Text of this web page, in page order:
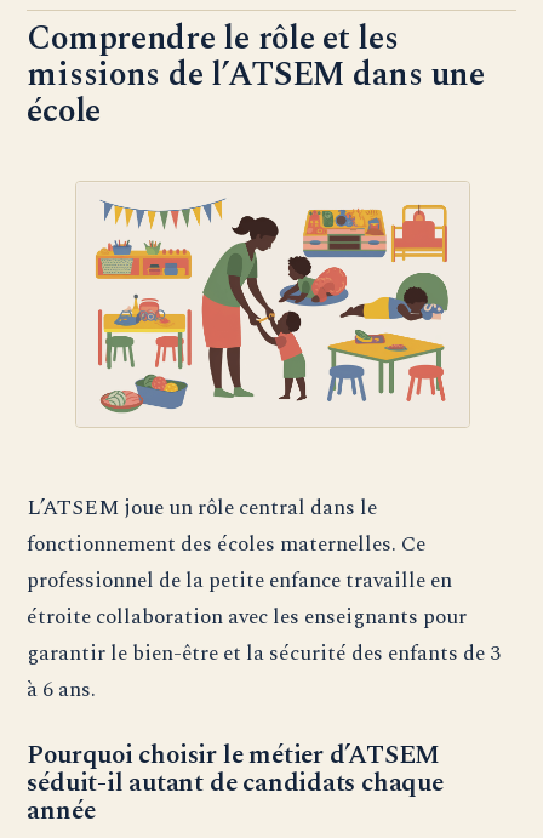
Comprendre le rôle et les
missions de l’ATSEM dans une
école
L’ATSEM joue un rôle central dans le
fonctionnement des écoles maternelles. Ce
professionnel de la petite enfance travaille en
étroite collaboration avec les enseignants pour
garantir le bien-être et la sécurité des enfants de 3
à 6 ans.
Pourquoi choisir le métier d’ATSEM
séduit-il autant de candidats chaque
année